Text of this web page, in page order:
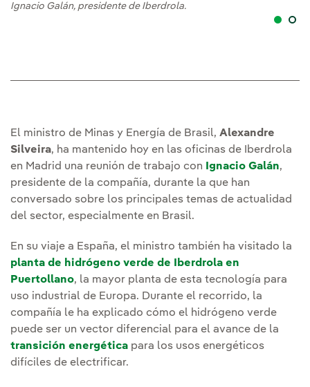
Ignacio Galán, presidente de Iberdrola.
El ministro de Minas y Energía de Brasil, Alexandre
Silveira, ha mantenido hoy en las oficinas de Iberdrola
en Madrid una reunión de trabajo con
Ignacio Galán,
presidente de la compañía, durante la que han
conversado sobre los principales temas de actualidad
del sector, especialmente en Brasil.
En su viaje a España, el ministro también ha visitado la
planta de hidrógeno verde de Iberdrola en
Puertollano, la mayor planta de esta tecnología para
uso industrial de Europa. Durante el recorrido, la
compañía le ha explicado cómo el hidrógeno verde
puede ser un vector diferencial para el avance de la
transición energética para los usos energéticos
difíciles de electrificar.